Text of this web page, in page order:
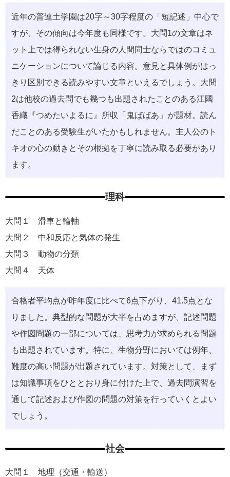
近年の普連土学園は20字～30字程度の「短記述」中心で
すが、その傾向は今年度も同様です。大問1の文章はネ
ット上では得られない生身の人間同士ならではのコミュ
ニケーションについて論じる内容。意見と具体例がはっ
きり区別できる読みやすい文章といえるでしょう。大問
2は他校の過去問でも幾つも出題されたことのある江國
香織『つめたいよるに』所収「鬼ばばあ」が題材。読ん
だことのある受験生がいたかもしれません。主人公のト
キオの心の動きとその根拠を丁寧に読み取る必要があり
ます。
理科
大問１ 滑車と輪軸
大問２ 中和反応と気体の発生
大問３ 動物の分類
大問４ 天体
合格者平均点が昨年度に比べて6点下がり、41.5点とな
りました。典型的な問題が大半を占めますが、記述問題
や作図問題の一部については、思考力が求められる問題
も出題されています。特に、生物分野においては例年、
難度の高い問題が出題されています。対策として、まず
は知識事項をひととおり身に付けた上で、過去問演習を
通して記述および作図の問題の対策を行っていくとよい
でしょう。
社会
大問１ 地理（交通・輸送）